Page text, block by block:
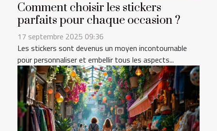
Comment choisir les stickers
parfaits pour chaque occasion ?
17 septembre 2025 09:36
Les stickers sont devenus un moyen incontournable
pour personnaliser et embellir tous les aspects...